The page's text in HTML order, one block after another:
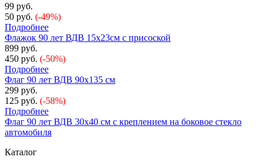
99 руб.
50 руб. (-49%)
Подробнее
Флажок 90 лет ВДВ 15х23см с присоской
899 руб.
450 руб. (-50%)
Подробнее
Флаг 90 лет ВДВ 90х135 см
299 руб.
125 руб. (-58%)
Подробнее
Флаг 90 лет ВДВ 30х40 см с креплением на боковое стекло
автомобиля
Каталог